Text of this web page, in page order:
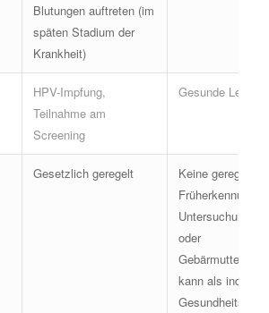
Blutungen auftreten (im
späten Stadium der
Krankheit)
HPV-Impfung,
Teilnahme am
Screening
Gesunde
Gesetzlich geregelt
Keine geregelte
Früherkennung,
Untersuchung
oder
kann als